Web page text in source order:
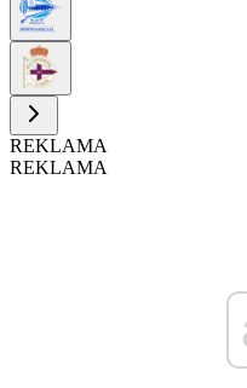
REKLAMA
REKLAMA